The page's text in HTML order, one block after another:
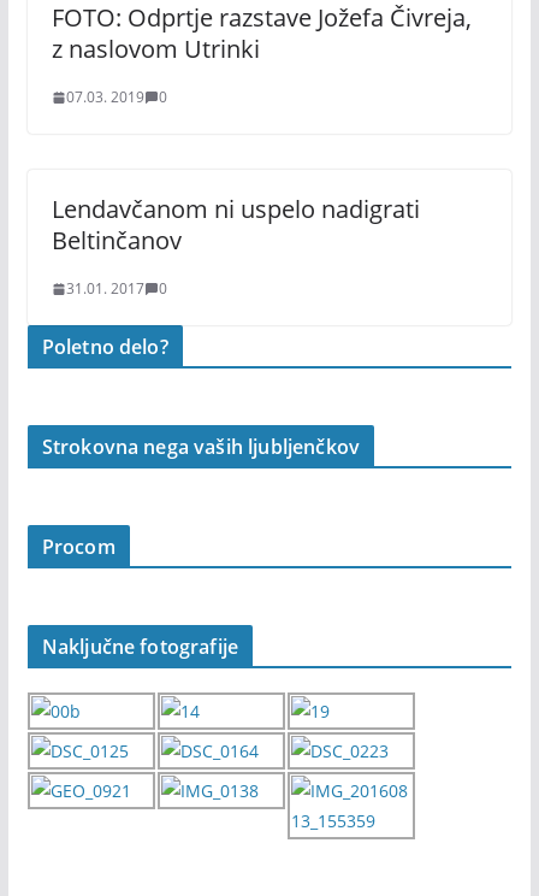
FOTO: Odprtje razstave Jožefa Čivreja,
z naslovom Utrinki
07.03. 2019 0
Lendavčanom ni uspelo nadigrati
Beltinčanov
31.01. 2017 0
Poletno delo?
Strokovna nega vaših ljubljenčkov
Procom
Naključne fotografije